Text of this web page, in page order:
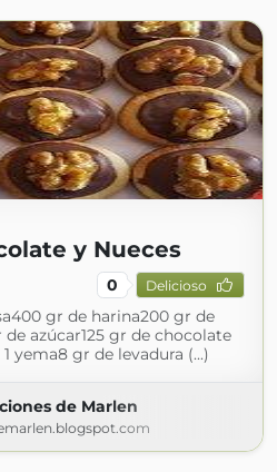
y Nueces
0 Delicioso
gr de harina200 gr de
azúcar125 gr de chocolate
yema8 gr de levadura (...)
de Marlen